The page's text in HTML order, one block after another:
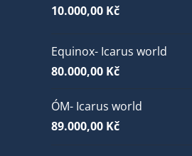
10.000,00 Kč
Equinox- Icarus world
80.000,00 Kč
ÓM- Icarus world
89.000,00 Kč